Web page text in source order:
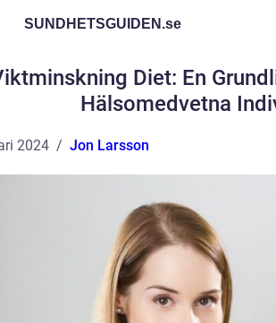
SUNDHETSGUIDEN.se
Diet: En
Hälsomedvetna
2024 Jon Larsson